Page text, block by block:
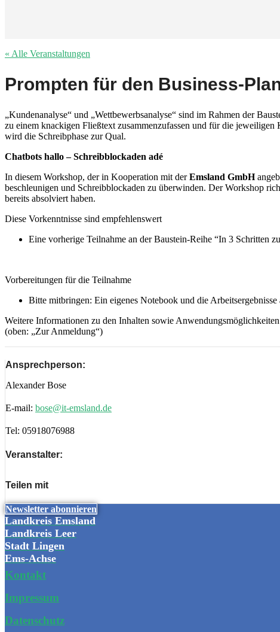
« Alle Veranstaltungen
Prompten für den Business-
„Kundenanalyse“ und „Wettbewerbsanalyse“ sind im Rahmen der
zu einem knackigen Fließtext zusammenzufassen und für die
wird die Schreibphase zur Qual.
Chatbots hallo – Schreibblockaden adé
In diesem Workshop, der in Kooperation mit derEmsland GmbH
beschleunigen und Schreibblockaden zu überwinden. Der Workshop
bereits absolviert haben.
Diese Vorkenntnisse sind empfehlenswert
Eine vorherige Teilnahme an der Baustein-Reihe “In 3 Schritten
Vorbereitungen für die Teilnahme
Bitte mitbringen: Ein eigenes Notebook und die
Weitere Informationen zu den Inhalten sowie
(oben: „Zur Anmeldung“)
Ansprechperson:
Alexander Bose
E-mail: bose@it-emsland.de
Tel: 05918076988
Veranstalter:
Teilen mit
Newsletter abonnieren
Landkreis Emsland
Landkreis Leer
Stadt Lingen
Ems-Achse
Kontakt
Impressum
Datenschutz